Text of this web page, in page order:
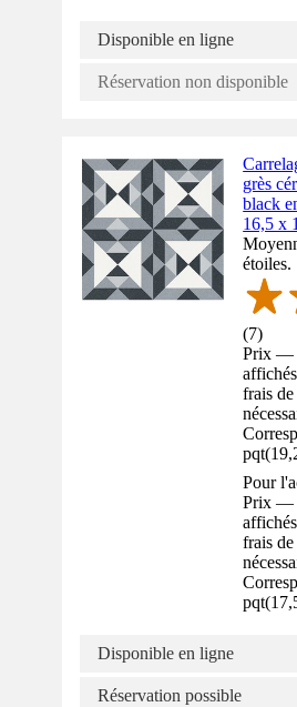
Disponible en ligne
Réservation non disponible
grès
black
16,5 x
étoiles.
(7)
Prix —
frais
pqt(
Pour
Prix —
frais
pqt(
Disponible en ligne
Réservation possible